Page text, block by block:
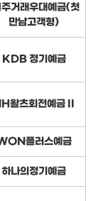
거래우대예금(첫
만남고객형)
KDB 정기예금
왈츠회전예금 II
플러스예금
하나의정기예금